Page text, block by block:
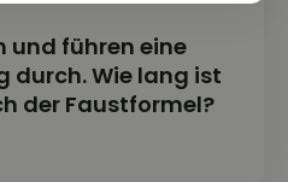
und führen eine
durch. Wie lang ist
der Faustformel?